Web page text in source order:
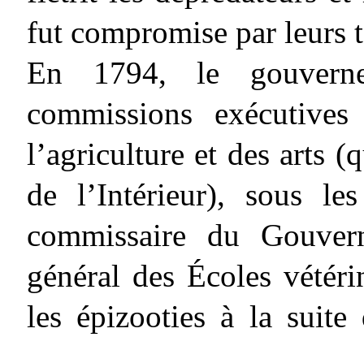
fut compromise par leurs
En 1794, le
commissions
l’agriculture et des arts
de l’Intérieur), sous
commissaire du
général des Écoles
les épizooties à la suite